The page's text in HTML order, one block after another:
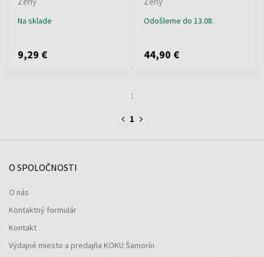
Na sklade
9,29 €
Odošleme do 13.08.
44,90 €
:
1
O SPOLOČNOSTI
O nás
Kontaktný formulár
Kontakt
Výdajné miesto a predajňa KOKU Šamorín